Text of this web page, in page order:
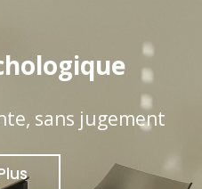
sans jugement
lus